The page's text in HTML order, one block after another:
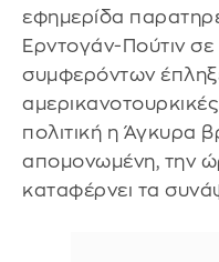
εφημερίδα
Ερντογάν-Πούτιν
συμφερόντων
πολιτική η Άγκυρα
απομονωμένη, την
καταφέρνει τα